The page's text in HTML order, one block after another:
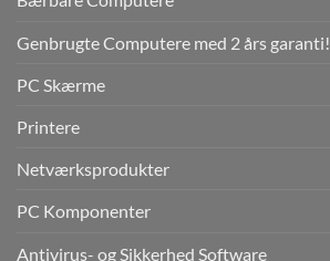
Genbrugte Computere med 2 års garanti!
PC Skærme
Printere
Netværksprodukter
PC Komponenter
Antivirus- og Sikkerhed Software